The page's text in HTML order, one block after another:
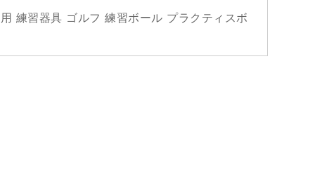
練習器具 ゴルフ 練習ボール プラクティスボ